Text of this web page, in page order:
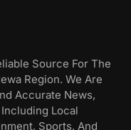
Source For The
Region. We Are
Accurate News,
Local
Sports, And